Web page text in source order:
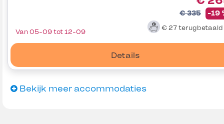
€ 335 -19
€ 27 terugbetaald
Details
Van 05-09 tot 12-09
Bekijk meer accommodaties